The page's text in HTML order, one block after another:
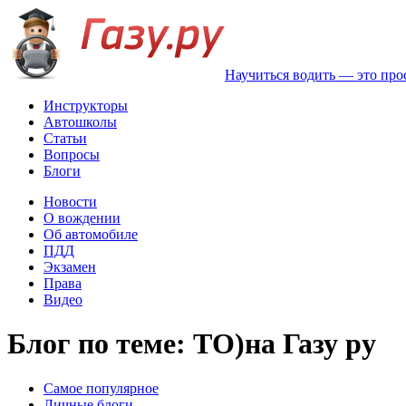
Научиться водить — это
Инструкторы
Автошколы
Статьи
Вопросы
Блоги
Новости
О вождении
Об автомобиле
ПДД
Экзамен
Права
Видео
Блог по теме: ТО)на Газу ру
Самое популярное